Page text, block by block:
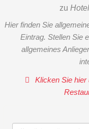
zu
Hier finden Sie
Eintrag. Stellen Sie
allgemeines
Klicken Sie